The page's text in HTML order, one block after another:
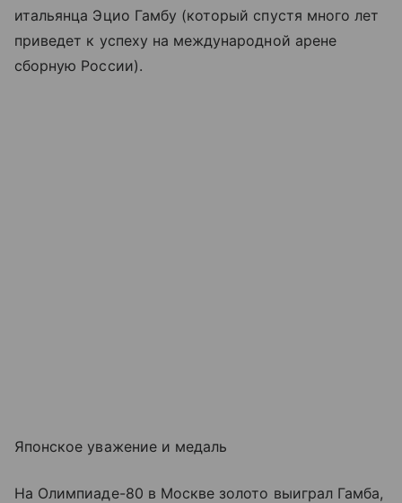
итальянца Эцио Гамбу (который спустя много лет
приведет к успеху на международной арене
сборную России).
Японское уважение и медаль
На Олимпиаде-80 в Москве золото выиграл Гамба,